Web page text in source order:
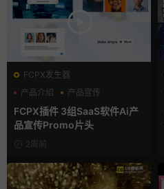
FCPX发生器
产品介绍
产品宣传
产品展示
FCPX插件 3组SaaS软件Ai产
品宣传Promo片头
2周前